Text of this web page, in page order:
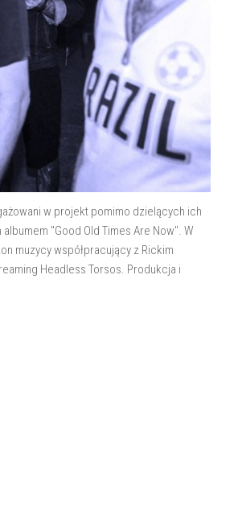
w projekt pomimo dzielących ich
"Good Old Times Are Now". W
muzycy współpracujący z Rickim
Headless Torsos. Produkcja i